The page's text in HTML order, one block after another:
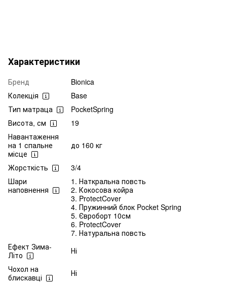
Характеристики
Бренд
Bionica
Колекція
Base
Тип матраца
PocketSpring
Висота, см
19
Навантаження
на 1 спальне
місце
до 160 кг
Жорсткість
3/4
Шари
наповнення
1. Наткральна повсть
2. Кокосова койра
3. ProtectCover
4. Пружинний блок Pocket Spring
5. Євроборт 10см
6. ProtectCover
7. Натуральна повсть
Ефект Зима-
Літо
Ні
Чохол на
блискавці
Ні